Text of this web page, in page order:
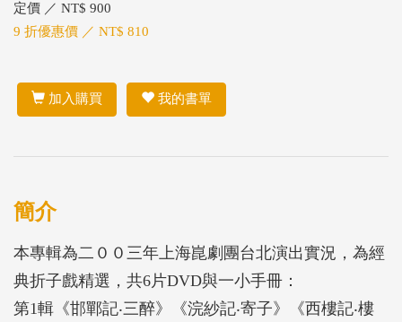
定價 ／ NT$ 900
9 折優惠價 ／ NT$ 810
加入購買 我的書單
簡介
本專輯為二００三年上海崑劇團台北演出實況，為經
典折子戲精選，共6片DVD與一小手冊：
第1輯《邯鄲記‧三醉》《浣紗記‧寄子》《西樓記‧樓